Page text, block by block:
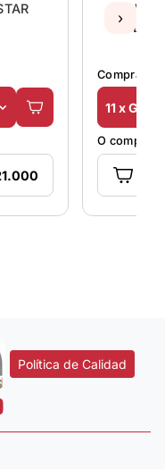
Comprá en
11 x Gs.
O comprá
›
Política de Calidad